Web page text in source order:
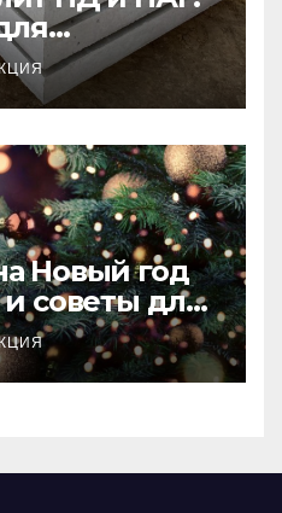
и прочного
Новый год
советы для